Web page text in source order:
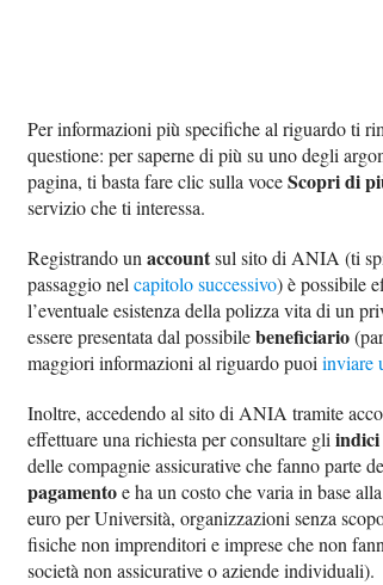
Per informazioni più specifiche al riguardo ti
questione: per saperne di più su uno degli
pagina, ti basta fare clic sulla voceScopri di
servizio che ti interessa.
Registrando un accountsul sito di ANIA (ti
passaggio nel capitolo successivo) è possibile
l’eventuale esistenza della polizza vita di un
essere presentata dal possibilebeneficiario
maggiori informazioni al riguardo puoi inviare
Inoltre, accedendo al sito di ANIA tramite
effettuare una richiesta per consultare gli
delle compagnie assicurative che fanno parte
pagamentoe ha un costo che varia in base
euro per Università, organizzazioni senza
fisiche non imprenditori e imprese che non
società non assicurative o aziende individuali).